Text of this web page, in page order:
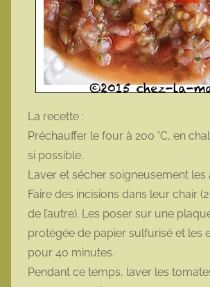
La recette :
Préchauffer le four à 200 °C, en
si possible.
Laver et sécher soigneusement les
Faire des incisions dans leur chair
de l’autre). Les poser sur une
protégée de papier sulfurisé et les
pour 40 minutes.
Pendant ce temps, laver les